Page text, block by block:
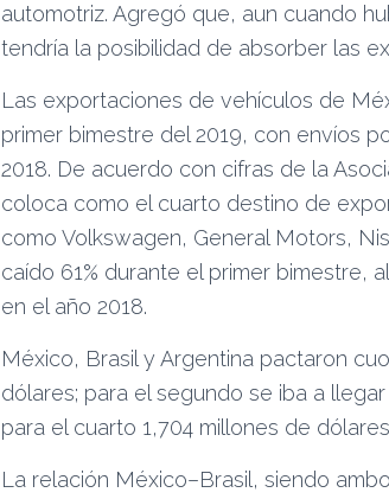
automotriz. Agregó que, aun cuando
tendría la posibilidad de absorber las
Las exportaciones de vehículos de
primer bimestre del 2019, con envíos
2018. De acuerdo con cifras de la
coloca como el cuarto destino de
como Volkswagen, General Motors,
caído 61% durante el primer bimestre,
en el año 2018.
México, Brasil y Argentina pactaron
dólares; para el segundo se iba a
para el cuarto 1,704 millones de
La relación México–Brasil, siendo